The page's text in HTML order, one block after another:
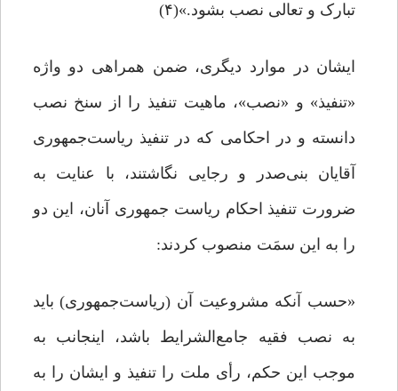
تبارک و تعالى نصب بشود.»(۴)
ایشان در موارد دیگری، ضمن همراهی دو واژه
«تنفیذ» و «نصب»، ماهیت تنفیذ را از سنخ نصب
دانسته و در احکامی که در تنفیذ ریاست‌جمهوری
آقایان بنی‌صدر و رجایی نگاشتند، با عنایت به
ضرورت تنفیذ احکام ریاست جمهوری آنان، این دو
را به این سمَت منصوب کردند:
«حسب آنکه مشروعیت آن (ریاست‌جمهوری) باید
به نصب فقیه جامع‌الشرایط باشد، اینجانب به
موجب این حکم، رأى ملت را تنفیذ و ایشان را به